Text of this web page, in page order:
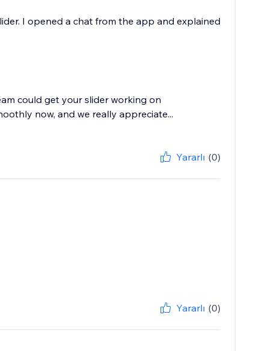
I opened a chat from the app and explained
could get your slider working on
now, and we really appreciate...
Yararlı (0)
Yararlı (0)